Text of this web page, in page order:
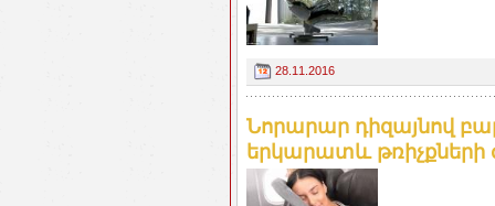
28.11.2016
Նորարար դիզայնով
երկարատև թռիչքների